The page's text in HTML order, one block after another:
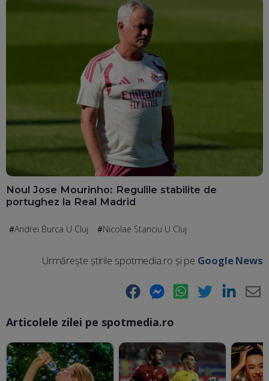
Noul Jose Mourinho: Regulile stabilite de
portughez la Real Madrid
Andrei Burca U Cluj Nicolae Stanciu U Cluj
Urmărește știrile spotmedia.ro și pe Google News
Facebook Messenger WhatsApp Twitter LinkedIn
Articolele zilei pe spotmedia.ro